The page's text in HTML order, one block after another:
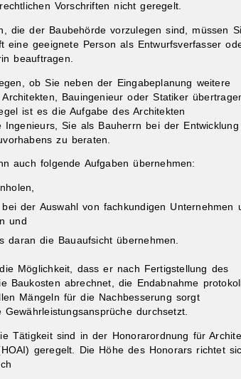
Vorschriften nicht geregelt.
die der Baubehörde vorzulegen sind, müssen
eine geeignete Person als Entwurfsverfasser
beauftragen.
ob Sie neben der Eingabeplanung weitere
Bauingenieur oder Statiker
ist es die Aufgabe des Architekten
Ingenieurs, Sie als Bauherrn bei der Entwicklung
zu beraten.
auch folgende Aufgaben übernehmen:
der Auswahl von fachkundigen Unternehmen
und
daran die Bauaufsicht übernehmen.
Möglichkeit, dass er nach Fertigstellung des
Baukosten abrechnet, die Endabnahme
Mängeln für die Nachbesserung sorgt
Gewährleistungsansprüche durchsetzt.
Tätigkeit sind in der Honorarordnung für
geregelt. Die Höhe des Honorars richtet